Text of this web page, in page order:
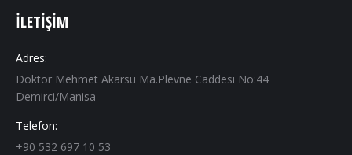
İLETIŞIM
Adres:
Doktor Mehmet Akarsu Ma.Plevne Caddesi No:44
Demirci/Manisa
Telefon:
+90 532 697 10 53